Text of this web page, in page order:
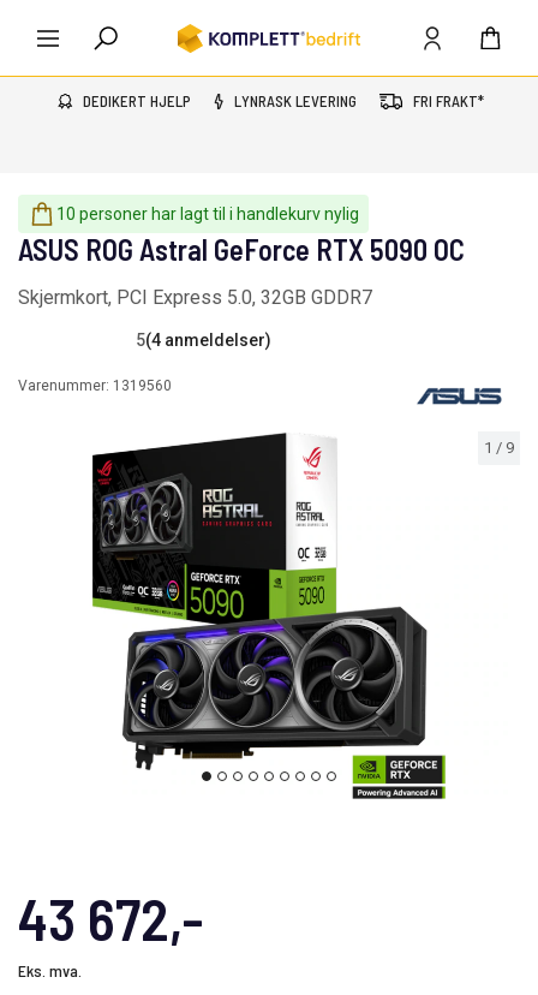
DEDIKERT HJELP LYNRASK LEVERING FRI FRAKT*
10 personer har lagt til i handlekurv nylig
1 / 9
ASUS ROG Astral GeForce RTX 5090 OC
Skjermkort, PCI Express 5.0, 32GB GDDR7
5(4 anmeldelser)
Varenummer: 1319560
43 672,-
Eks. mva.